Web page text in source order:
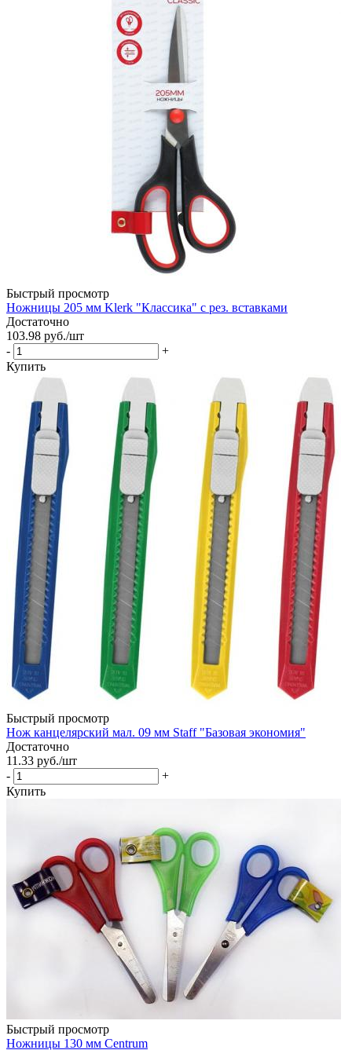
Быстрый просмотр
Ножницы 205 мм Klerk "Классика" с рез. вставками
Достаточно
103.98 руб./шт
-
+
Купить
Быстрый просмотр
Нож канцелярский мал. 09 мм Staff "Базовая экономия"
Достаточно
11.33 руб./шт
-
+
Купить
Быстрый просмотр
Ножницы 130 мм Centrum